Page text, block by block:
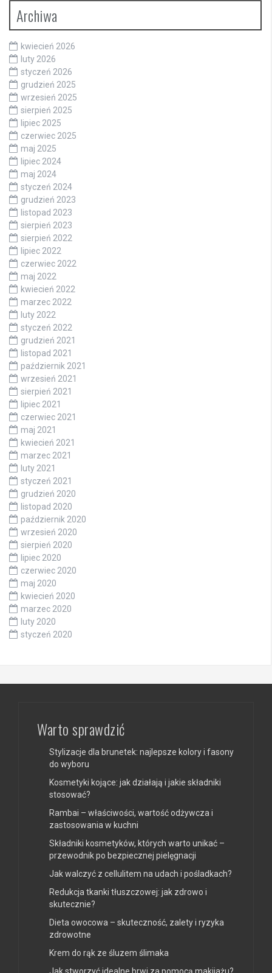
Archiwa
kwiecień 2026
luty 2026
styczeń 2026
grudzień 2025
wrzesień 2025
sierpień 2025
lipiec 2025
czerwiec 2025
maj 2025
lipiec 2024
maj 2024
styczeń 2024
grudzień 2023
listopad 2023
sierpień 2023
sierpień 2022
lipiec 2022
czerwiec 2022
maj 2022
kwiecień 2022
marzec 2022
luty 2022
styczeń 2022
grudzień 2021
listopad 2021
październik 2021
wrzesień 2021
sierpień 2021
lipiec 2021
czerwiec 2021
maj 2021
kwiecień 2021
marzec 2021
luty 2021
styczeń 2021
grudzień 2020
listopad 2020
październik 2020
wrzesień 2020
sierpień 2020
lipiec 2020
czerwiec 2020
maj 2020
kwiecień 2020
marzec 2020
luty 2020
styczeń 2020
Warto sprawdzić
Stylizacje dla brunetek: najlepsze kolory i fasony
do wyboru
Kosmetyki kojące: jak działają i jakie składniki
stosować?
Rambai – właściwości, wartość odżywcza i
zastosowania w kuchni
Składniki kosmetyków, których warto unikać –
przewodnik po bezpiecznej pielęgnacji
Jak walczyć z cellulitem na udach i pośladkach?
Redukcja tkanki tłuszczowej: jak zdrowo i
skutecznie?
Dieta owocowa – skuteczność, zalety i ryzyka
zdrowotne
Krem do rąk ze śluzem ślimaka
Jak stworzyć idealne brwi za pomocą makijażu?